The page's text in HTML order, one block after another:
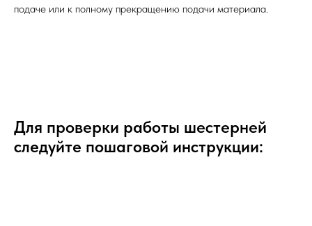
подаче или к полному прекращению подачи материала.
Для проверки работы шестерней
следуйте пошаговой инструкции: